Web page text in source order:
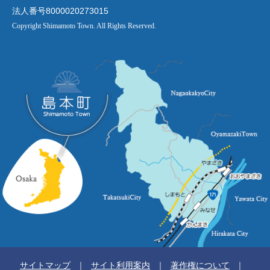
法人番号8000020273015
Copyright Shimamoto Town. All Rights Reserved.
サイトマップ サイト利用案内 著作権について